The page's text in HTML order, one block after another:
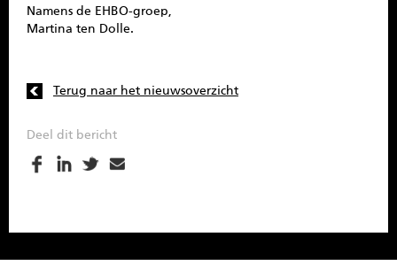
Namens de EHBO-groep,
Martina ten Dolle.
Terug naar het nieuwsoverzicht
Deel dit bericht